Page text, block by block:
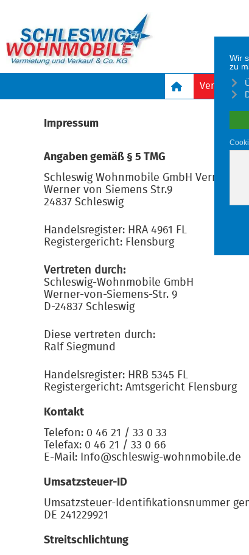
Impressum
Angaben gemäß § 5 TMG
Schleswig Wohnmobile GmbH
Werner von Siemens Str.9
24837 Schleswig
Handelsregister: HRA 4961 FL
Registergericht: Flensburg
Vertreten durch:
Schleswig-Wohnmobile GmbH
Werner-von-Siemens-Str. 9
D-24837 Schleswig
Diese vertreten durch:
Ralf Siegmund
Handelsregister: HRB 5345 FL
Registergericht: Amtsgericht Flensburg
Kontakt
Telefon: 0 46 21 / 33 0 33
Telefax: 0 46 21 / 33 0 66
E-Mail: Info@schleswig-wohnmobile.de
Umsatzsteuer-ID
Umsatzsteuer-Identifikationsnummer
DE 241229921
Streitschlichtung